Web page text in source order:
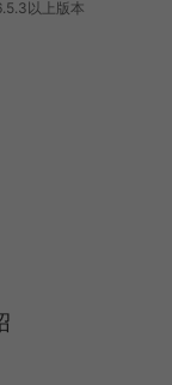
以上版本